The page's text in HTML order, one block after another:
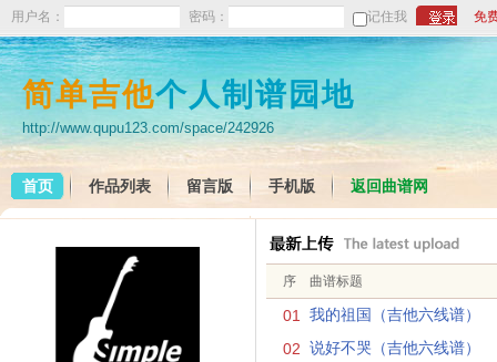
用户名： 密码： 记住我 免
简单吉他个人制谱园地
http://www.qupu123.com/space/242926
首页 作品列表 留言版 手机版 返回曲谱网
序 曲谱标题
01 我的祖国（吉他六线谱）
02 说好不哭（吉他六线谱）